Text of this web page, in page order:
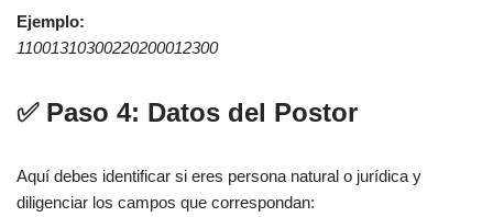
Ejemplo:
11001310300220200012300
✅ Paso 4: Datos del Postor
Aquí debes identificar si eres persona natural o jurídica y
diligenciar los campos que correspondan: